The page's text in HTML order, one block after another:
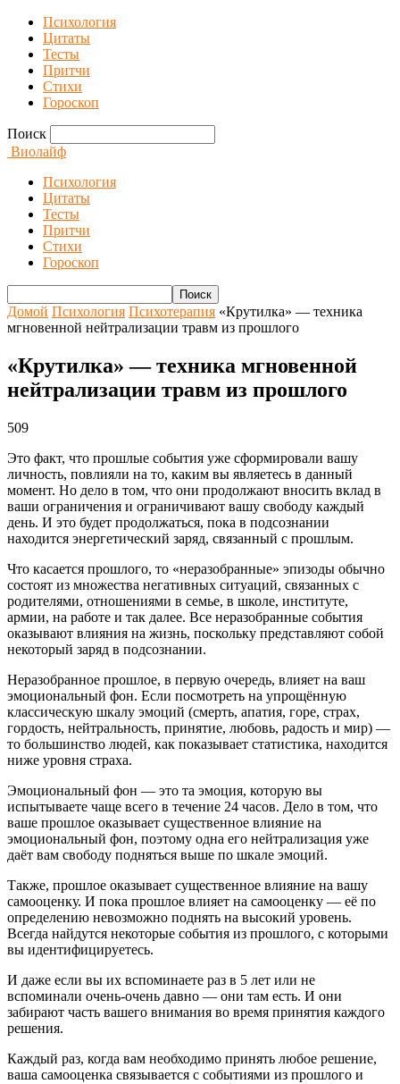
Психология
Цитаты
Тесты
Притчи
Стихи
Гороскоп
Поиск
Виолайф
Психология
Цитаты
Тесты
Притчи
Стихи
Гороскоп
Домой Психология Психотерапия «Крутилка» — техника
мгновенной нейтрализации травм из прошлого
«Крутилка» — техника мгновенной
нейтрализации травм из прошлого
509
Это факт, что прошлые события уже сформировали вашу
личность, повлияли на то, каким вы являетесь в данный
момент. Но дело в том, что они продолжают вносить вклад в
ваши ограничения и ограничивают вашу свободу каждый
день. И это будет продолжаться, пока в подсознании
находится энергетический заряд, связанный с прошлым.
Что касается прошлого, то «неразобранные» эпизоды обычно
состоят из множества негативных ситуаций, связанных с
родителями, отношениями в семье, в школе, институте,
армии, на работе и так далее. Все неразобранные события
оказывают влияния на жизнь, поскольку представляют собой
некоторый заряд в подсознании.
Неразобранное прошлое, в первую очередь, влияет на ваш
эмоциональный фон. Если посмотреть на упрощённую
классическую шкалу эмоций (смерть, апатия, горе, страх,
гордость, нейтральность, принятие, любовь, радость и мир) —
то большинство людей, как показывает статистика, находится
ниже уровня страха.
Эмоциональный фон — это та эмоция, которую вы
испытываете чаще всего в течение 24 часов. Дело в том, что
ваше прошлое оказывает существенное влияние на
эмоциональный фон, поэтому одна его нейтрализация уже
даёт вам свободу подняться выше по шкале эмоций.
Также, прошлое оказывает существенное влияние на вашу
самооценку. И пока прошлое влияет на самооценку — её по
определению невозможно поднять на высокий уровень.
Всегда найдутся некоторые события из прошлого, с которыми
вы идентифицируетесь.
И даже если вы их вспоминаете раз в 5 лет или не
вспоминали очень-очень давно — они там есть. И они
забирают часть вашего внимания во время принятия каждого
решения.
Каждый раз, когда вам необходимо принять любое решение,
ваша самооценка связывается с событиями из прошлого и